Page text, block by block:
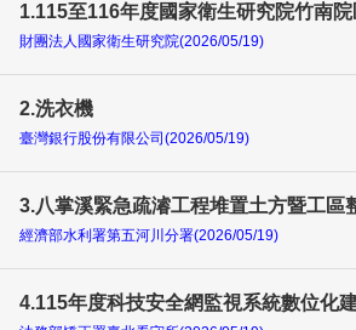
1.115至116年度國家衛生研究院竹南
財團法人國家衛生研究院(2026/05/19)
2.洗衣機
臺灣銀行股份有限公司(2026/05/19)
3.八掌溪緊急疏濬工程堆置土方暨工區
經濟部水利署第五河川分署(2026/05/19)
4.115年度科技安全網監視系統數位化